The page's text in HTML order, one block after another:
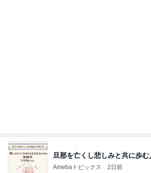
旦那を亡くし悲しみと共に歩む
Amebaトピックス 2日前